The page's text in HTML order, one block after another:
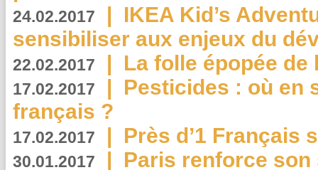
24.02.2017 | IKEA Kid’s
sensibiliser aux enjeux du
22.02.2017 | La folle épopée de
17.02.2017 | Pesticides : où en
français ?
17.02.2017 | Près d’1 Français
30.01.2017 | Paris renforce